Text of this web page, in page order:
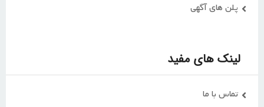
پلن های آگهی
لینک های مفید
تماس با ما